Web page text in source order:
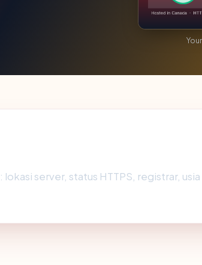
: lokasi server, status HTTPS, registrar,